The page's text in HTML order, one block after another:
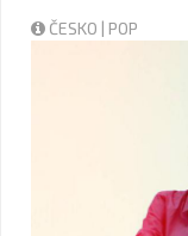
ČESKO | POP